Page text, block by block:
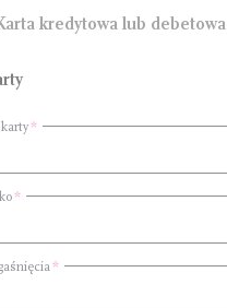
kredytowa lub debetowa